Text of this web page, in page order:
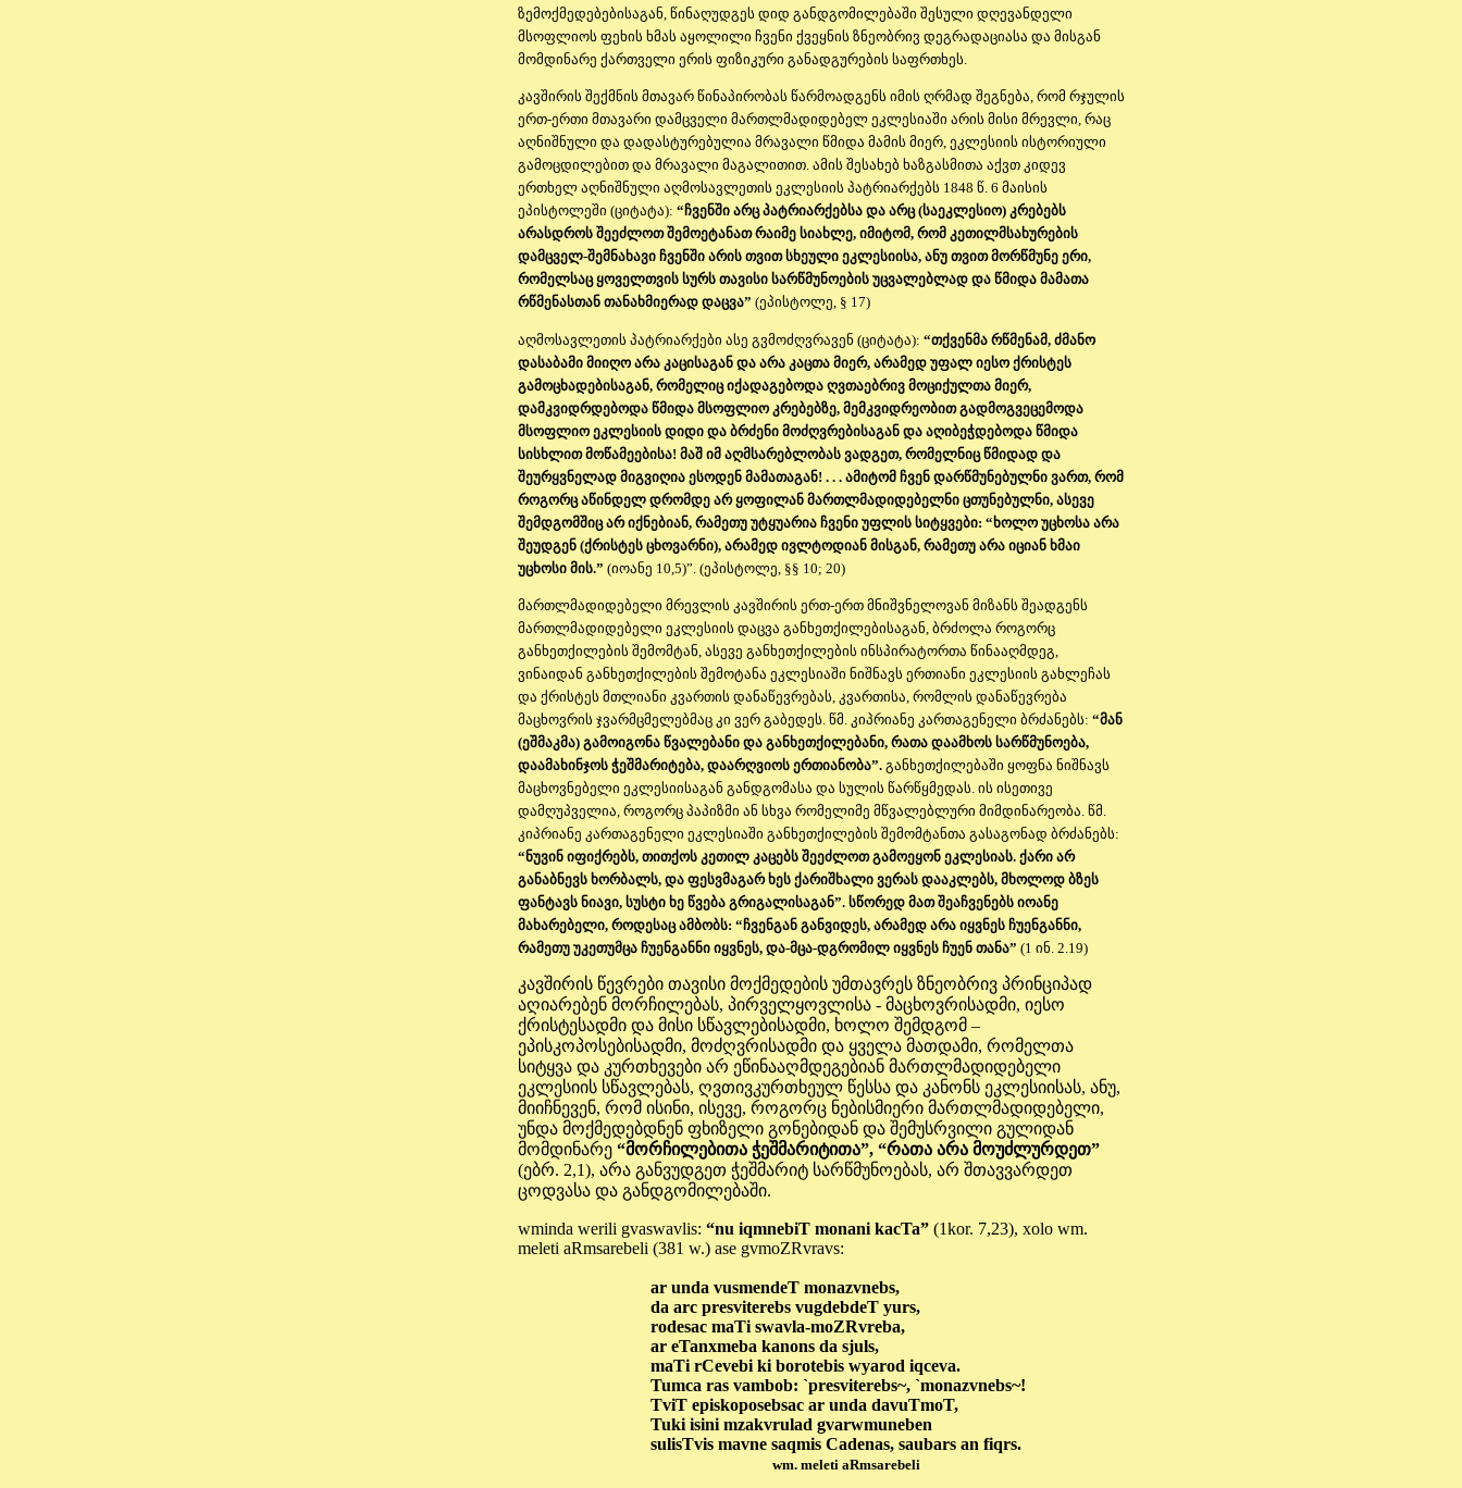
ზემოქმედებებისაგან, წინაღუდგეს დიდ განდგომილებაში შესული დღევანდელი
მსოფლიოს ფეხის ხმას აყოლილი ჩვენი ქვეყნის ზნეობრივ დეგრადაციასა და მისგან
მომდინარე ქართველი ერის ფიზიკური განადგურების საფრთხეს.
კავშირის შექმნის მთავარ წინაპირობას წარმოადგენს იმის ღრმად შეგნება, რომ რჯულის
ერთ-ერთი მთავარი დამცველი მართლმადიდებელ ეკლესიაში არის მისი მრევლი, რაც
აღნიშნული და დადასტურებულია მრავალი წმიდა მამის მიერ, ეკლესიის ისტორიული
გამოცდილებით და მრავალი მაგალითით. ამის შესახებ ხაზგასმითა აქვთ კიდევ
ერთხელ აღნიშნული აღმოსავლეთის ეკლესიის პატრიარქებს 1848 წ. 6 მაისის
ეპისტოლეში (ციტატა): “ჩვენში არც პატრიარქებსა და არც (საეკლესიო) კრებებს
არასდროს შეეძლოთ შემოეტანათ რაიმე სიახლე, იმიტომ, რომ კეთილმსახურების
დამცველ-შემნახავი ჩვენში არის თვით სხეული ეკლესიისა, ანუ თვით მორწმუნე ერი,
რომელსაც ყოველთვის სურს თავისი სარწმუნოების უცვალებლად და წმიდა მამათა
რწმენასთან თანახმიერად დაცვა” (ეპისტოლე, § 17)
აღმოსავლეთის პატრიარქები ასე გვმოძღვრავენ (ციტატა): “თქვენმა რწმენამ, ძმანო
დასაბამი მიიღო არა კაცისაგან და არა კაცთა მიერ, არამედ უფალ იესო ქრისტეს
გამოცხადებისაგან, რომელიც იქადაგებოდა ღვთაებრივ მოციქულთა მიერ,
დამკვიდრდებოდა წმიდა მსოფლიო კრებებზე, მემკვიდრეობით გადმოგვეცემოდა
მსოფლიო ეკლესიის დიდი და ბრძენი მოძღვრებისაგან და აღიბეჭდებოდა წმიდა
სისხლით მოწამეებისა! მაშ იმ აღმსარებლობას ვადგეთ, რომელნიც წმიდად და
შეურყვნელად მიგვიღია ესოდენ მამათაგან! . . . ამიტომ ჩვენ დარწმუნებულნი ვართ, რომ
როგორც აწინდელ დრომდე არ ყოფილან მართლმადიდებელნი ცთუნებულნი, ასევე
შემდგომშიც არ იქნებიან, რამეთუ უტყუარია ჩვენი უფლის სიტყვები: “ხოლო უცხოსა არა
შეუდგენ (ქრისტეს ცხოვარნი), არამედ ივლტოდიან მისგან, რამეთუ არა იციან ხმაი
უცხოსი მის.” (იოანე 10,5)”. (ეპისტოლე, §§ 10; 20)
მართლმადიდებელი მრევლის კავშირის ერთ-ერთ მნიშვნელოვან მიზანს შეადგენს
მართლმადიდებელი ეკლესიის დაცვა განხეთქილებისაგან, ბრძოლა როგორც
განხეთქილების შემომტან, ასევე განხეთქილების ინსპირატორთა წინააღმდეგ,
ვინაიდან განხეთქილების შემოტანა ეკლესიაში ნიშნავს ერთიანი ეკლესიის გახლეჩას
და ქრისტეს მთლიანი კვართის დანაწევრებას, კვართისა, რომლის დანაწევრება
მაცხოვრის ჯვარმცმელებმაც კი ვერ გაბედეს. წმ. კიპრიანე კართაგენელი ბრძანებს: “მან
(ეშმაკმა) გამოიგონა წვალებანი და განხეთქილებანი, რათა დაამხოს სარწმუნოება,
დაამახინჯოს ჭეშმარიტება, დაარღვიოს ერთიანობა”. განხეთქილებაში ყოფნა ნიშნავს
მაცხოვნებელი ეკლესიისაგან განდგომასა და სულის წარწყმედას. ის ისეთივე
დამღუპველია, როგორც პაპიზმი ან სხვა რომელიმე მწვალებლური მიმდინარეობა. წმ.
კიპრიანე კართაგენელი ეკლესიაში განხეთქილების შემომტანთა გასაგონად ბრძანებს:
“ნუვინ იფიქრებს, თითქოს კეთილ კაცებს შეეძლოთ გამოეყონ ეკლესიას. ქარი არ
განაბნევს ხორბალს, და ფესვმაგარ ხეს ქარიშხალი ვერას დააკლებს, მხოლოდ ბზეს
ფანტავს ნიავი, სუსტი ხე წვება გრიგალისაგან”. სწორედ მათ შეაჩვენებს იოანე
მახარებელი, როდესაც ამბობს: “ჩვენგან განვიდეს, არამედ არა იყვნეს ჩუენგანნი,
რამეთუ უკეთუმცა ჩუენგანნი იყვნეს, და-მცა-დგრომილ იყვნეს ჩუენ თანა” (1 ინ. 2.19)
კავშირის წევრები თავისი მოქმედების უმთავრეს ზნეობრივ პრინციპად
აღიარებენ მორჩილებას, პირველყოვლისა - მაცხოვრისადმი, იესო
ქრისტესადმი და მისი სწავლებისადმი, ხოლო შემდგომ –
ეპისკოპოსებისადმი, მოძღვრისადმი და ყველა მათდამი, რომელთა
სიტყვა და კურთხევები არ ეწინააღმდეგებიან მართლმადიდებელი
ეკლესიის სწავლებას, ღვთივკურთხეულ წესსა და კანონს ეკლესიისას, ანუ,
მიიჩნევენ, რომ ისინი, ისევე, როგორც ნებისმიერი მართლმადიდებელი,
უნდა მოქმედებდნენ ფხიზელი გონებიდან და შემუსრვილი გულიდან
მომდინარე “მორჩილებითა ჭეშმარიტითა”, “რათა არა მოუძლურდეთ”
(ებრ. 2,1), არა განვუდგეთ ჭეშმარიტ სარწმუნოებას, არ შთავვარდეთ
ცოდვასა და განდგომილებაში.
wminda werili gvaswavlis: “nu iqmnebiT monani kacTa” (1kor. 7,23), xolo wm.
meleti aRmsarebeli (381 w.) ase gvmoZRvravs:
ar unda vusmendeT monazvnebs,
da arc presviterebs vugdebdeT yurs,
rodesac maTi swavla-moZRvreba,
ar eTanxmeba kanons da sjuls,
maTi rCevebi ki borotebis wyarod iqceva.
Tumca ras vambob: `presviterebs~, `monazvnebs~!
TviT episkoposebsac ar unda davuTmoT,
Tuki isini mzakvrulad gvarwmuneben
sulisTvis mavne saqmis Cadenas, saubars an fiqrs.
wm. meleti aRmsarebeli